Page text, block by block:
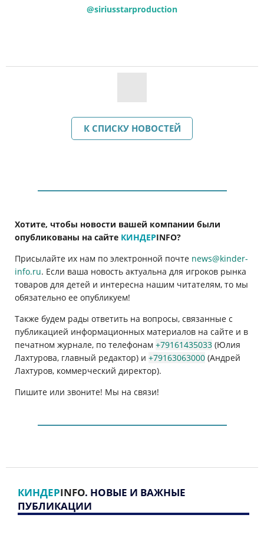
@siriusstarproduction
К СПИСКУ НОВОСТЕЙ
Хотите, чтобы новости вашей компании были
опубликованы на сайте КИНДЕРINFO?
Присылайте их нам по электронной почте news@kinder-
info.ru. Если ваша новость актуальна для игроков рынка
товаров для детей и интересна нашим читателям, то мы
обязательно ее опубликуем!
Также будем рады ответить на вопросы, связанные с
публикацией информационных материалов на сайте и в
печатном журнале, по телефонам +79161435033 (Юлия
Лахтурова, главный редактор) и +79163063000 (Андрей
Лахтуров, коммерческий директор).
Пишите или звоните! Мы на связи!
КИНДЕРINFO. НОВЫЕ И ВАЖНЫЕ
ПУБЛИКАЦИИ